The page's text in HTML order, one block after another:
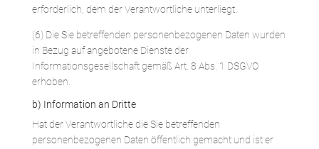
erforderlich, dem der Verantwortliche unterliegt.
(6) Die Sie betreffenden personenbezogenen Daten wurden
in Bezug auf angebotene Dienste der
Informationsgesellschaft gemäß Art. 8 Abs. 1 DSGVO
erhoben.
b) Information an Dritte
Hat der Verantwortliche die Sie betreffenden
personenbezogenen Daten öffentlich gemacht und ist er